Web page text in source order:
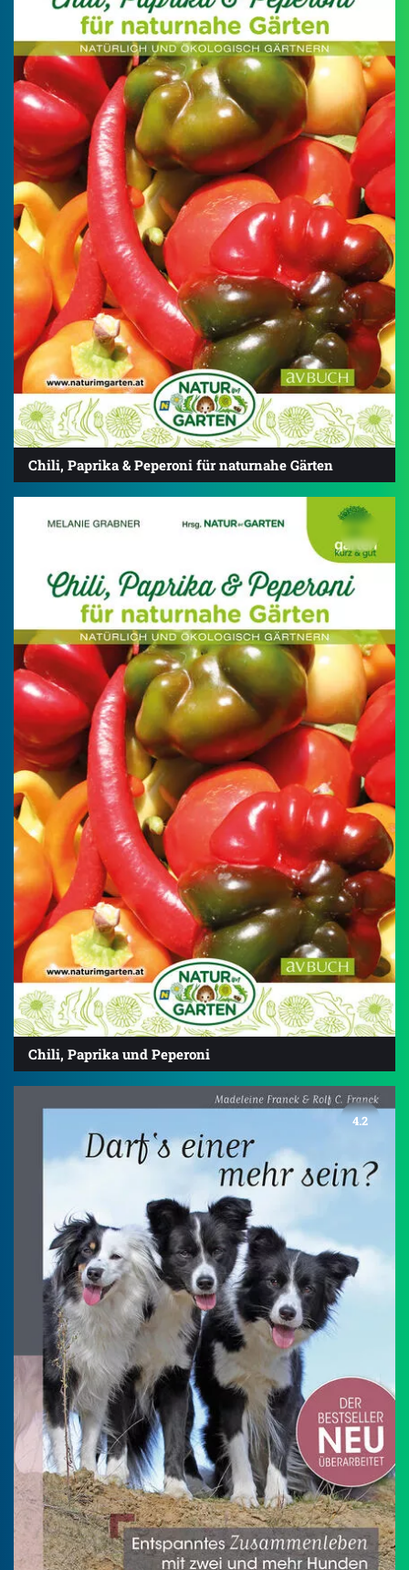
Chili, Paprika & Peperoni für naturnahe Gärten
Chili, Paprika und Peperoni
4.2